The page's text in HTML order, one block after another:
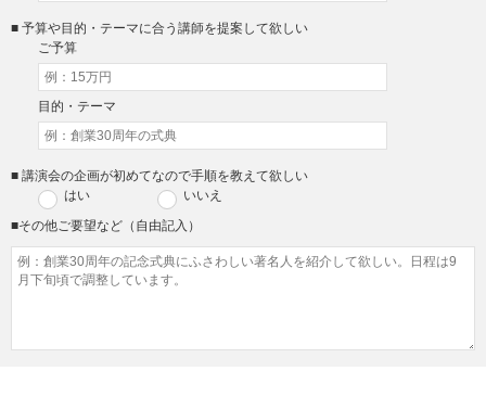
■ 予算や目的・テーマに合う講師を提案して欲しい
ご予算
目的・テーマ
■ 講演会の企画が初めてなので手順を教えて欲しい
はい
いいえ
■その他ご要望など（自由記入）